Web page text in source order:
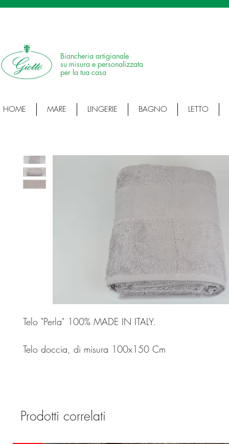
Biancheria artigianale
su misura e personalizzata
per la tua casa
HOME MARE LINGERIE BAGNO LETTO
Telo "Perla" 100% MADE IN ITALY.
Telo doccia, di misura 100x150 Cm
Prodotti correlati